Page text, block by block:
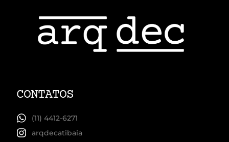
CONTATOS
(11) 4412-6271
arqdecatibaia